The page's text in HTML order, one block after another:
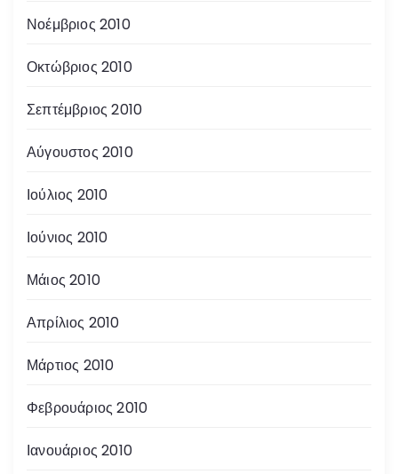
Νοέμβριος 2010
Οκτώβριος 2010
Σεπτέμβριος 2010
Αύγουστος 2010
Ιούλιος 2010
Ιούνιος 2010
Μάιος 2010
Απρίλιος 2010
Μάρτιος 2010
Φεβρουάριος 2010
Ιανουάριος 2010